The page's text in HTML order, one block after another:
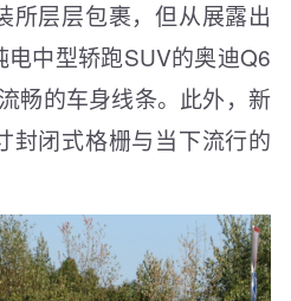
所层层包裹，但从展露出
中型轿跑SUV的奥迪Q6
畅的车身线条。此外，新
封闭式格栅与当下流行的